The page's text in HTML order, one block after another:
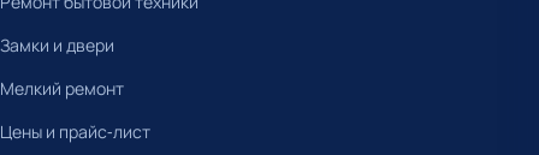
Замки и двери
Мелкий ремонт
Цены и прайс-лист